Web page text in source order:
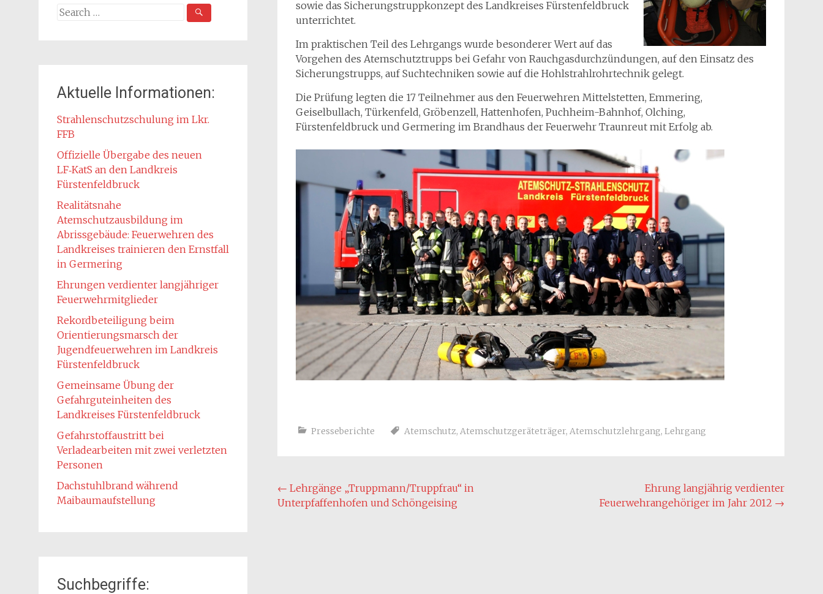
sowie das Sicherungstruppkonzept des Landkreises Fürstenfeldbruck
unterrichtet.
Im praktischen Teil des Lehrgangs wurde besonderer Wert auf das
Vorgehen des Atemschutztrupps bei Gefahr von Rauchgasdurchzündungen, auf den Einsatz des
Sicherungstrupps, auf Suchtechniken sowie auf die Hohlstrahlrohrtechnik gelegt.
Die Prüfung legten die 17 Teilnehmer aus den Feuerwehren Mittelstetten, Emmering,
Geiselbullach, Türkenfeld, Gröbenzell, Hattenhofen, Puchheim-Bahnhof, Olching,
Fürstenfeldbruck und Germering im Brandhaus der Feuerwehr Traunreut mit Erfolg ab.
Presseberichte Atemschutz, Atemschutzgeräteträger, Atemschutzlehrgang, Lehrgang
Post
navigation
← Lehrgänge „Truppmann/Truppfrau“ in
Unterpfaffenhofen und Schöngeising
Ehrung langjährig verdienter
Feuerwehrangehöriger im Jahr 2012 →
Search
Aktuelle Informationen:
Strahlenschutzschulung im Lkr.
FFB
Offizielle Übergabe des neuen
LF‑KatS an den Landkreis
Fürstenfeldbruck
Realitätsnahe
Atemschutzausbildung im
Abrissgebäude: Feuerwehren des
Landkreises trainieren den Ernstfall
in Germering
Ehrungen verdienter langjähriger
Feuerwehrmitglieder
Rekordbeteiligung beim
Orientierungsmarsch der
Jugendfeuerwehren im Landkreis
Fürstenfeldbruck
Gemeinsame Übung der
Gefahrguteinheiten des
Landkreises Fürstenfeldbruck
Gefahrstoffaustritt bei
Verladearbeiten mit zwei verletzten
Personen
Dachstuhlbrand während
Maibaumaufstellung
Suchbegriffe: